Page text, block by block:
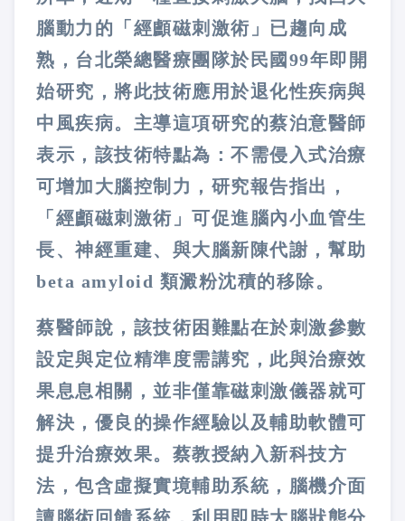
腦動力的「經顱磁刺激術」已趨向成
熟，台北榮總醫療團隊於民國99年即開
始研究，將此技術應用於退化性疾病與
中風疾病。主導這項研究的蔡泊意醫師
表示，該技術特點為：不需侵入式治療
可增加大腦控制力，研究報告指出，
「經顱磁刺激術」可促進腦內小血管生
長、神經重建、與大腦新陳代謝，幫助
beta amyloid 類澱粉沈積的移除。
蔡醫師說，該技術困難點在於刺激參數
設定與定位精準度需講究，此與治療效
果息息相關，並非僅靠磁刺激儀器就可
解決，優良的操作經驗以及輔助軟體可
提升治療效果。蔡教授納入新科技方
法，包含虛擬實境輔助系統，腦機介面